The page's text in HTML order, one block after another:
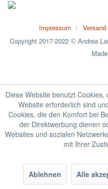
Impressum
Copyright 2017-2022 © Andrea
Diese Website benutzt
Website erforderlich sind
Cookies, die den Komfort bei
der Direktwerbung dienen
Websites und sozialen
mit Ihrer
Ablehnen Alle